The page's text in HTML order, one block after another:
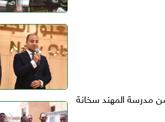
مدرسة المهند سخانة